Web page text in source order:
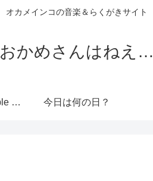
オカメインコの音楽＆らくがきサイト
おかめさんはねえ…
I’ve started a scribble site! 今日は何の日？